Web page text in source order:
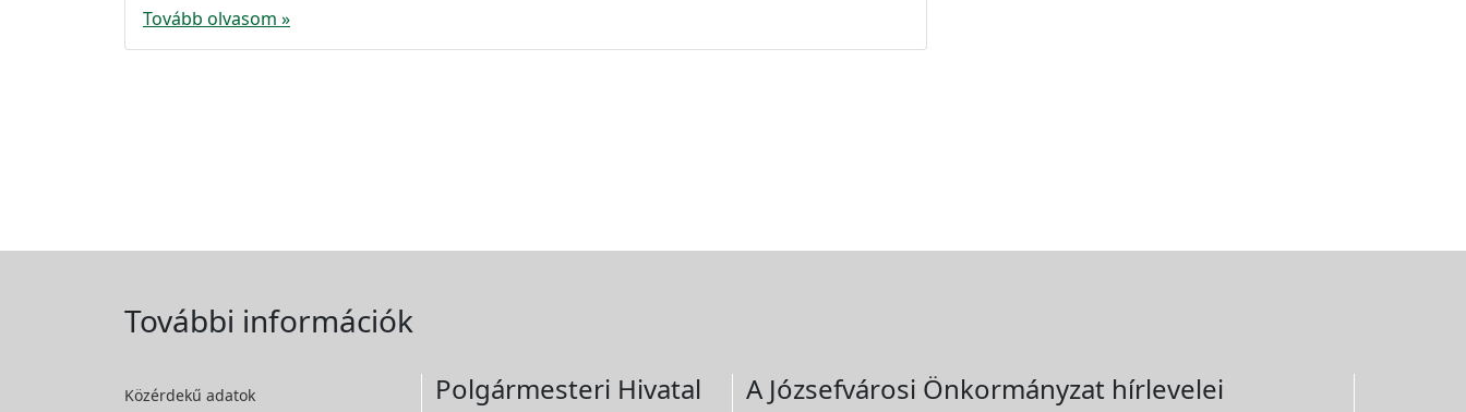
Tovább olvasom »
További információk
Közérdekű adatok Polgármesteri Hivatal A Józsefvárosi Önkormányzat hírlevelei